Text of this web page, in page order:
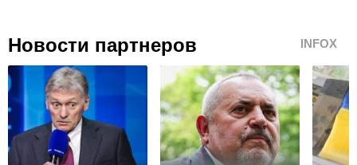
Новости партнеров INFOX